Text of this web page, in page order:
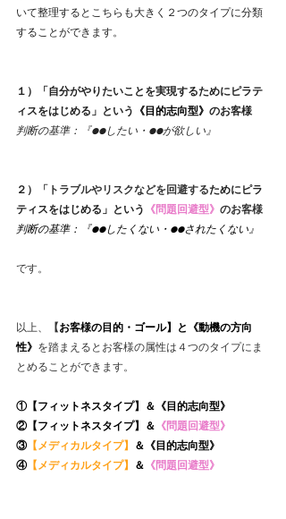
いて整理するとこちらも大きく２つのタイプに分類
することができます。
１）「自分がやりたいことを実現するためにピラテ
ィスをはじめる」という 《目的志向型》 のお客様
判断の基準：『●●したい・●●が欲しい』
２） 「トラブルやリスクなどを回避するためにピラ
ティスをはじめる」という
《問題回避型》 のお客様
判断の基準：『●●したくない・●●されたくない』
です。
以上、 【お客様の目的・ゴール】と《動機の方向
性》 を踏まえるとお客様の属性は４つのタイプにま
とめることができます。
①【フィットネスタイプ】 ＆ 《目的志向型》
②【フィットネスタイプ】 ＆ 《問題回避型》
③【メディカルタイプ】 ＆ 《目的志向型》
④【メディカルタイプ】 ＆ 《問題回避型》